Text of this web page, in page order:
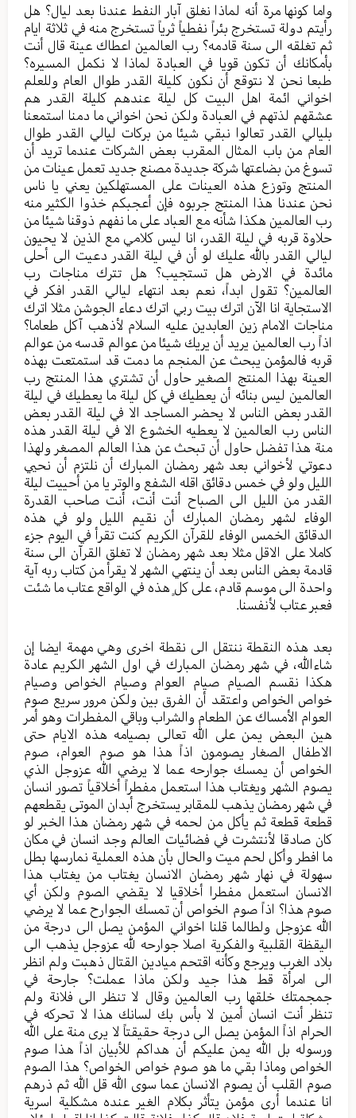
واما كونها مرة أنه لماذا نغلق آبار النفط عندنا بعد ليال؟ هل
رأيتم دولة تستخرج بئراً نفطياً ثرياً تستخرج منه في ثلاثة ايام
ثم تغلقه الى سنة قادمه؟ رب العالمين اعطاك عينة قال أنت
بأمكانك أن تكون قويا في العبادة لماذا لا نكمل المسيره؟
طبعا نحن لا نتوقع أن نكون كليلة القدر طوال العام وللعلم
اخواني ائمة اهل البيت كل ليلة عندهم كليلة القدر هم
عشقهم لذتهم في العبادة ولكن نحن اخواني ما دمنا استمعنا
بليالي القدر تعالوا نبقي شيئا من بركات ليالي القدر طوال
العام من باب المثال المقرب بعض الشركات عندما تريد أن
تسوغ من بضاعتها شركة جديدة مصنع جديد تعمل عينات من
المنتج وتوزع هذه العينات على المستهلكين يعني يا ناس
نحن عندنا هذا المنتج جربوه فإن أعجبكم خذوا الكثير منه
رب العالمين هكذا شأنه مع العباد على ما نفهم ذوقنا شيئا من
حلاوة قربه في ليلة القدر، انا ليس كلامي مع الذين لا يحيون
ليالي القدر بالله عليك لو أن في ليلة القدر دعيت الى أحلى
مائدة في الارض هل تستجيب؟ هل تترك مناجات رب
العالمين؟ تقول ابداً، نعم بعد انتهاء ليالي القدر افكر في
الاستجاية انا الآن اترك بيت ربي اترك دعاء الجوشن مثلا اترك
مناجات الامام زين العابدين عليه السلام لأذهب آكل طعاما؟
اذاً رب العالمين يريد أن يريك شيئا من عوالم قدسه من عوالم
قربه فالمؤمن يبحث عن المنجم ما دمت قد استمتعت بهذه
العينة بهذا المنتج الصغير حاول أن تشتري هذا المنتج رب
العالمين ليس بنائه أن يعطيك في كل ليلة ما يعطيك في ليلة
القدر بعض الناس لا يحضر المساجد الا في ليلة القدر بعض
الناس رب العالمين لا يعطيه الخشوع الا في ليلة القدر هذه
منة هذا تفضل حاول أن تبحث عن هذا العالم المصغر ولهذا
دعوتي لأخواني بعد شهر رمضان المبارك أن نلتزم أن نحيي
الليل ولو في خمس دقائق اقله الشفع والوتر يا من أحييت ليلة
القدر من الليل الى الصباح أنت أنت، أنت صاحب القدرة
الوفاء لشهر رمضان المبارك أن نقيم الليل ولو في هذه
الدقائق الخمس الوفاء للقرآن الكريم كنت تقرأ في اليوم جزء
كاملا على الاقل مثلا بعد شهر رمضان لا تغلق القرآن الى سنة
قادمة بعض الناس بعد أن ينتهي الشهر لا يقرأ من كتاب ربه آية
واحدة الى موسم قادم، على كلٍ هذه في الواقع عتاب ما شئت
فعبر عتاب لأنفسنا.
بعد هذه النقطة ننتقل الى نقطة اخرى وهي مهمة ايضا إن
شاءالله، في شهر رمضان المبارك في اول الشهر الكريم عادة
هكذا نقسم الصيام صيام العوام وصيام الخواص وصيام
خواص الخواص واعتقد أن الفرق بين ولكن مرور سريع صوم
العوام الأمساك عن الطعام والشراب وباقي المفطرات وهو أمر
هين البعض يمن على الله تعالى بصيامه هذه الايام حتى
الاطفال الصغار يصومون اذاً هذا هو صوم العوام، صوم
الخواص أن يمسك جوارحه عما لا يرضي الله عزوجل الذي
يصوم الشهر ويغتاب هذا استعمل مفطراً أخلاقياً تصور انسان
في شهر رمضان يذهب للمقابر يستخرج أبدان الموتى يقطعهم
قطعة قطعة ثم يأكل من لحمه في شهر رمضان هذا الخبر لو
كان صادقا لأنتشرت في فضائيات العالم وجد انسان في مكان
ما افطر وأكل لحم ميت والحال بأن هذه العملية نمارسها بطل
سهولة في نهار شهر رمضان الانسان يغتاب من يغتاب هذا
الانسان استعمل مفطرا أخلاقيا لا يقضي الصوم ولكن أي
صوم هذا؟ اذاً صوم الخواص أن تمسك الجوارح عما لا يرضي
الله عزوجل ولطالما قلنا اخواني المؤمن يصل الى درجة من
اليقظة القلبية والفكرية اصلا جوارحه لله عزوجل يذهب الى
بلاد الغرب ويرجع وكأنه اقتحم ميادين القتال ذهبت ولم انظر
الى امرأة قط هذا جيد ولكن ماذا عملت؟ جارحة في
جمجمتك خلقها رب العالمين وقال لا تنظر الى فلانة ولم
تنظر أنت انسان أمين لا بأس بك لسانك هذا لا تحركه في
الحرام اذاً المؤمن يصل الى درجة حقيقتاً لا يرى منة على الله
ورسوله بل الله يمن عليكم أن هداكم للأبيان اذاً هذا صوم
الخواص وماذا بقي ما هو صوم خواص الخواص؟ هذا الصوم
صوم القلب أن يصوم الانسان عما سوى الله قل الله ثم ذرهم
انا عندما أرى مؤمن يتأثر بكلام الغير عنده مشكلية اسرية